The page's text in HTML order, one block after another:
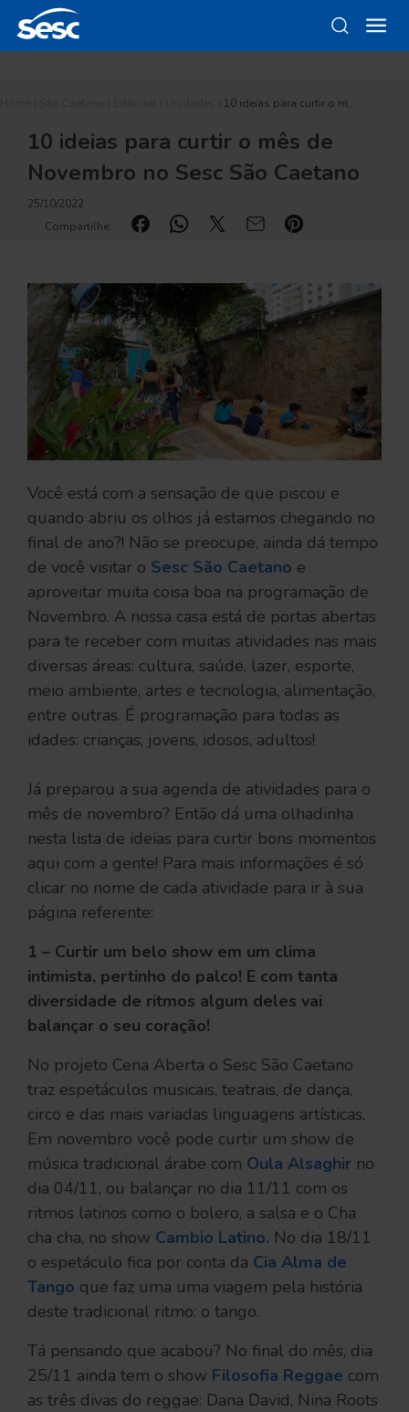
10 ideias para curtir o m…
10 ideias para curtir o mês de
Novembro no Sesc São Caetano
25/10/2022
Compartilhe:
Você está com a sensação de que piscou e
quando abriu os olhos já estamos chegando no
final de ano?! Não se preocupe, ainda dá tempo
de você visitar o Sesc São Caetano e
aproveitar muita coisa boa na programação de
Novembro. A nossa casa está de portas abertas
para te receber com muitas atividades nas mais
diversas áreas: cultura, saúde, lazer, esporte,
meio ambiente, artes e tecnologia, alimentação,
entre outras. É programação para todas as
idades: crianças, jovens, idosos, adultos!
Já preparou a sua agenda de atividades para o
mês de novembro? Então dá uma olhadinha
nesta lista de ideias para curtir bons momentos
aqui com a gente! Para mais informações é só
clicar no nome de cada atividade para ir à sua
página referente:
1 – Curtir um belo show em um clima
intimista, pertinho do palco! E com tanta
diversidade de ritmos algum deles vai
balançar o seu coração!
No projeto Cena Aberta o Sesc São Caetano
traz espetáculos musicais, teatrais, de dança,
circo e das mais variadas linguagens artísticas.
Em novembro você pode curtir um show de
música tradicional árabe com Oula Alsaghir no
dia 04/11, ou balançar no dia 11/11 com os
ritmos latinos como o bolero, a salsa e o Cha
cha cha, no show Cambio Latino. No dia 18/11
o espetáculo fica por conta da Cia Alma de
Tango que faz uma uma viagem pela história
deste tradicional ritmo: o tango.
Tá pensando que acabou? No final do mês, dia
25/11 ainda tem o show Filosofia Reggae com
as três divas do reggae: Dana David, Nina Roots